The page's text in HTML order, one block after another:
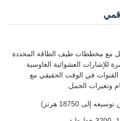
مع مخططات طيف الطاقة المحددة
العشوائية الغاوسية
في الوقت الحقيقي مع
وتغيرات الحمل.